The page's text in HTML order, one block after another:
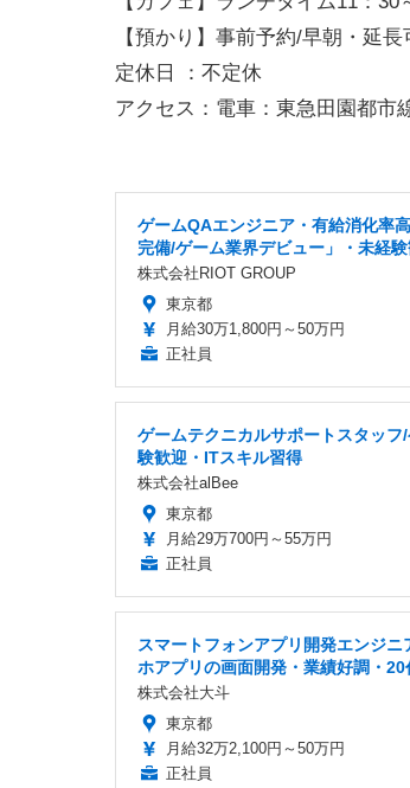
【預かり】事前予約/早朝・延長
定休日 ：不定休
アクセス：電車：東急田園都市
ゲームQAエンジニア・有給消化率
完備/ゲーム業界デビュー」・未経
株式会社RIOT GROUP
東京都
月給30万1,800円～50万円
正社員
ゲームテクニカルサポートスタッフ
験歓迎・ITスキル習得
株式会社alBee
東京都
月給29万700円～55万円
正社員
スマートフォンアプリ開発エンジ
ホアプリの画面開発・業績好調・20
株式会社大斗
東京都
月給32万2,100円～50万円
正社員